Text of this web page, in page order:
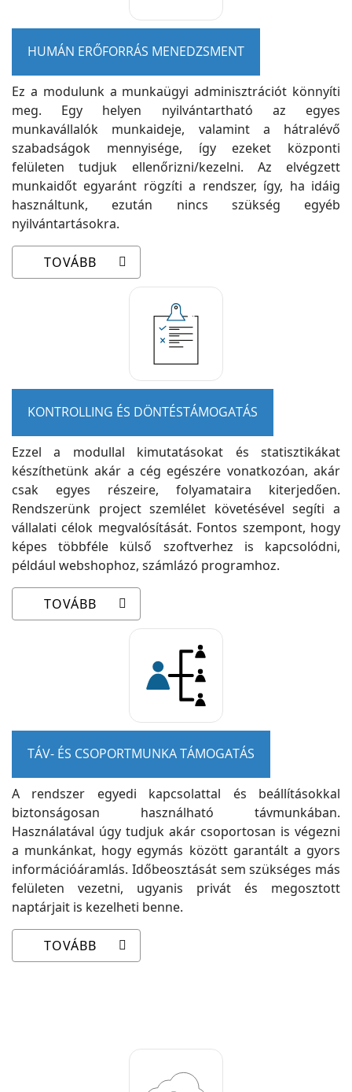
HUMÁN ERŐFORRÁS MENEDZSMENT
Ez a modulunk a munkaügyi adminisztrációt könnyíti
meg. Egy helyen nyilvántartható az egyes
munkavállalók munkaideje, valamint a hátralévő
szabadságok mennyisége, így ezeket központi
felületen tudjuk ellenőrizni/kezelni. Az elvégzett
munkaidőt egyaránt rögzíti a rendszer, így, ha idáig
használtunk, ezután nincs szükség egyéb
nyilvántartásokra.
TOVÁBB
KONTROLLING ÉS DÖNTÉSTÁMOGATÁS
Ezzel a modullal kimutatásokat és statisztikákat
készíthetünk akár a cég egészére vonatkozóan, akár
csak egyes részeire, folyamataira kiterjedően.
Rendszerünk project szemlélet követésével segíti a
vállalati célok megvalósítását. Fontos szempont, hogy
képes többféle külső szoftverhez is kapcsolódni,
például webshophoz, számlázó programhoz.
TOVÁBB
TÁV- ÉS CSOPORTMUNKA TÁMOGATÁS
A rendszer egyedi kapcsolattal és beállításokkal
biztonságosan használható távmunkában.
Használatával úgy tudjuk akár csoportosan is végezni
a munkánkat, hogy egymás között garantált a gyors
információáramlás. Időbeosztását sem szükséges más
felületen vezetni, ugyanis privát és megosztott
naptárjait is kezelheti benne.
TOVÁBB